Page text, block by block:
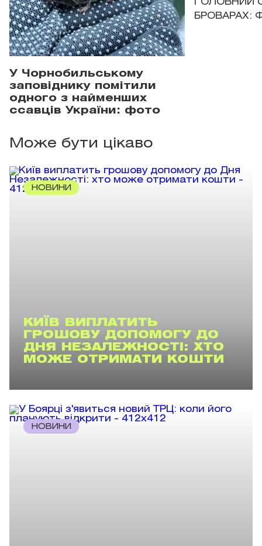
У Чорнобильському
заповіднику помітили
одного з найменших
ссавців України: фото
ГОЛОВНИЙ
БРОВАРАХ:
Може бути цікаво
НОВИНИ
КИЇВ ВИПЛАТИТЬ
ГРОШОВУ ДОПОМОГУ ДО
ДНЯ НЕЗАЛЕЖНОСТІ: ХТО
МОЖЕ ОТРИМАТИ КОШТИ
НОВИНИ